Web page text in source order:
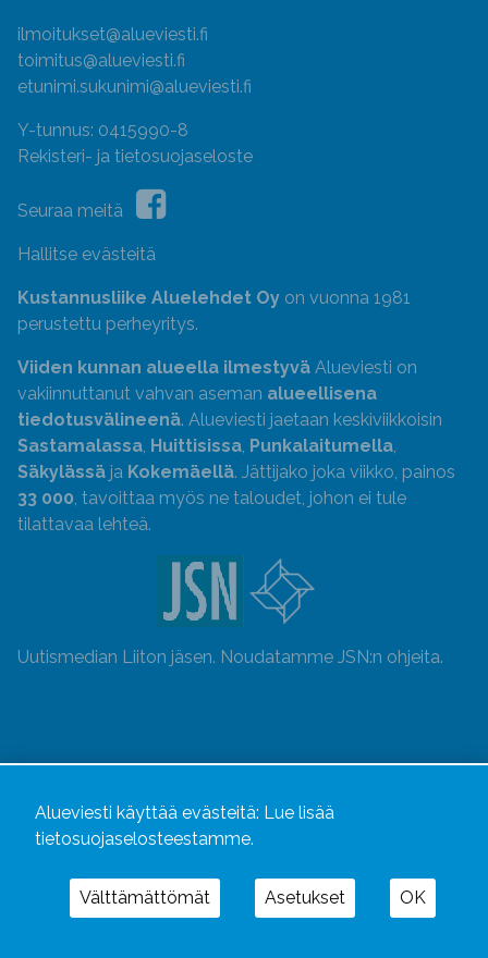
ilmoitukset@alueviesti.fi
toimitus@alueviesti.fi
etunimi.sukunimi@alueviesti.fi
Y-tunnus: 0415990-8
Rekisteri- ja tietosuojaseloste
Seuraa meitä
Hallitse evästeitä
Kustannusliike Aluelehdet Oy on vuonna 1981
perustettu perheyritys.
Viiden kunnan alueella ilmestyvä Alueviesti on
vakiinnuttanut vahvan aseman alueellisena
tiedotusvälineenä. Alueviesti jaetaan keskiviikkoisin
Sastamalassa, Huittisissa, Punkalaitumella,
Säkylässä ja Kokemäellä. Jättijako joka viikko, painos
33 000, tavoittaa myös ne taloudet, johon ei tule
tilattavaa lehteä.
Uutismedian Liiton jäsen. Noudatamme JSN:n ohjeita.
Alueviesti käyttää evästeitä: Lue lisää
tietosuojaselosteestamme.
Välttämättömät Asetukset OK